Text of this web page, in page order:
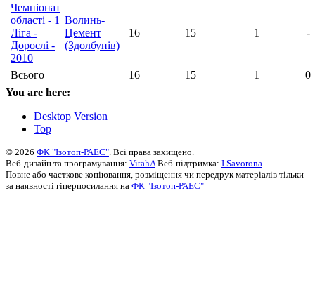
Чемпіонат
області - 1
Ліга -
Дорослі -
2010
Волинь-
Цемент
(Здолбунів)
16 15 1 -
Всього 16 15 1
0
You are here:
Desktop Version
Top
© 2026 ФК "Ізотоп-РАЕС" . Всі права захищено.
Веб-дизайн та програмування: VitahA Веб-підтримка: I.Savorona
Повне або часткове копіювання, розміщення чи передрук матеріалів тільки
за наявності гіперпосилання на ФК "Ізотоп-РАЕС"